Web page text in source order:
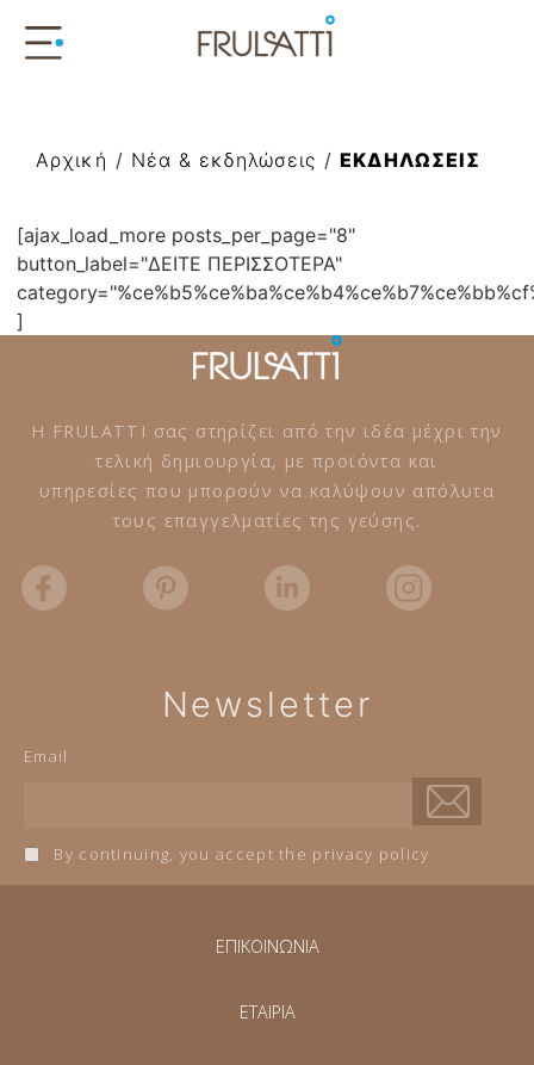
Αρχική / Νέα & εκδηλώσεις / ΕΚΔΗΛΩΣΕΙΣ
[ajax_load_more posts_per_page="8"
button_label="ΔΕΙΤΕ ΠΕΡΙΣΣΟΤΕΡΑ"
]
Η FRULATTI σας στηρίζει από την ιδέα μέχρι την
τελική δημιουργία, με προϊόντα και
υπηρεσίες που μπορούν να καλύψουν απόλυτα
τους επαγγελματίες της γεύσης.
Newsletter
Email
By continuing, you accept the privacy policy
ΕΠΙΚΟΙΝΩΝΙΑ
ΕΤΑΙΡΙΑ